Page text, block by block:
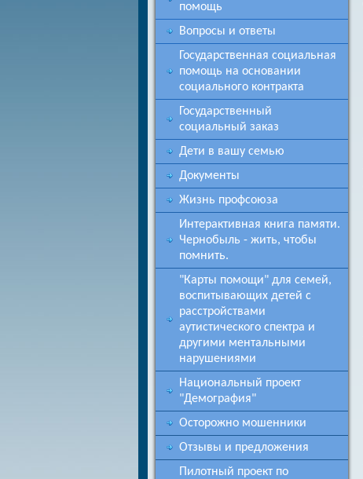
помощь
Вопросы и ответы
Государственная социальная
помощь на основании
социального контракта
Государственный
социальный заказ
Дети в вашу семью
Документы
Жизнь профсоюза
Интерактивная книга памяти.
Чернобыль - жить, чтобы
помнить.
"Карты помощи" для семей,
воспитывающих детей с
расстройствами
аутистического спектра и
другими ментальными
нарушениями
Национальный проект
"Демография"
Осторожно мошенники
Отзывы и предложения
Пилотный проект по